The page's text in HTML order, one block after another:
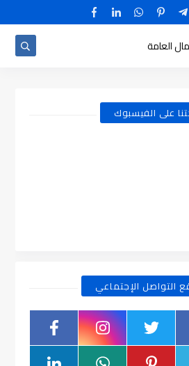
العامة
على الفيسبوك
التواصل الإجتماعي